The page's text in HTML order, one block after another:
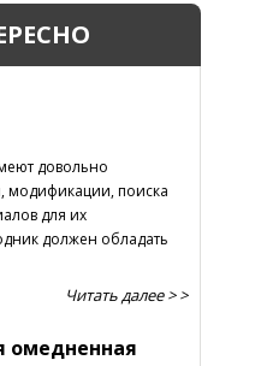
довольно
модификации, поиска
для их
должен обладать
Читать далее > >
омедненная